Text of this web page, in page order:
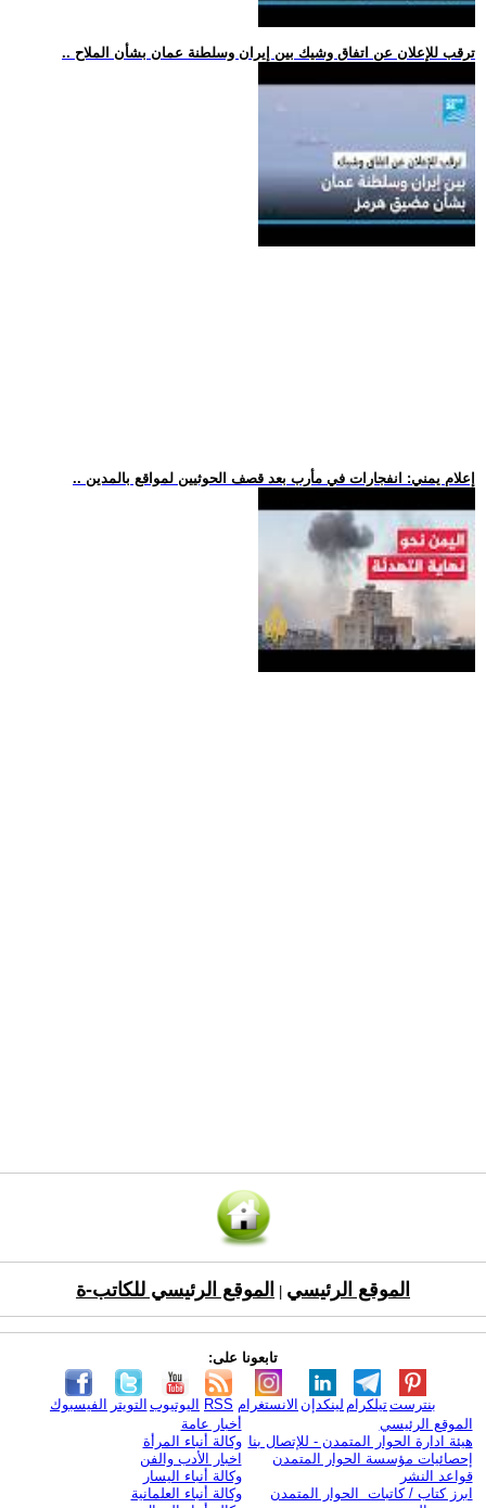
.. ترقب للإعلان عن اتفاق وشيك بين إيران وسلطنة عمان بشأن الملاح
.. إعلام يمني: انفجارات في مأرب بعد قصف الحوثيين لمواقع بالمدين
الموقع الرئيسي الموقع الرئيسي للكاتب-ة
تابعونا على:
الفيسبوك التويتر اليوتيوب RSS الانستغرام لينكدإن تيلكرامبنترست
الموقع الرئيسي
هيئة ادارة الحوار المتمدن - للإتصال بنا
إحصائيات مؤسسة الحوار المتمدن
قواعد النشر
ابرز كتاب / كاتبات الحوار المتمدن
أخبار عامة
وكالة أنباء المرأة
اخبار الأدب والفن
وكالة أنباء اليسار
وكالة أنباء العلمانية